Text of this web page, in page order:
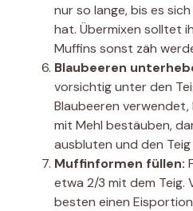
nur so lange, bis es
hat. Übermixen solltet
Muffins sonst zäh
Blaubeeren
vorsichtig unter den
Blaubeeren
mit Mehl bestäuben,
ausbluten und den
Muffinformen füllen:
etwa 2/3 mit dem Teig.
besten einen